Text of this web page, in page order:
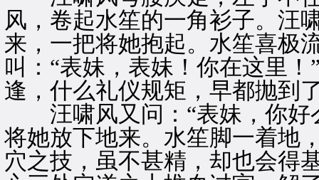
风，卷起水笙的一角衫子。汪
来，一把将她抱起。水笙喜极
叫：“表妹，表妹！你在这里
逢，什么礼仪规矩，早都抛到
汪啸风又问：“表妹，你好
将她放下地来。水笙脚一着地
穴之技，虽不甚精，却也会得